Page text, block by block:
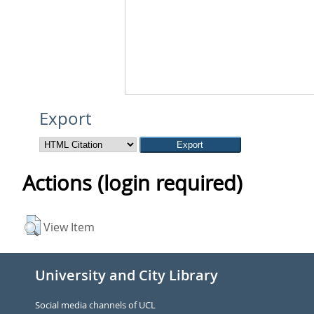
Export
Actions (login required)
View Item
University and City Library
Social media channels of UCL